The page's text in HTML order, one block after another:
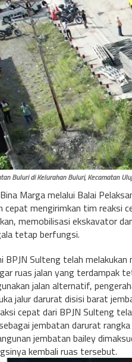
Buluri di Kelurahan Buluri, Kecamatan
Marga melalui Balai
cepat mengirimkan tim reaksi
memobilisasi ekskavator
tetap berfungsi.
BPJN Sulteng telah
ruas jalan yang terdampak
jalan alternatif,
jalur darurat disisi barat
cepat dari BPJN Sulteng
jembatan darurat
jembatan bailey
kembali ruas tersebut.